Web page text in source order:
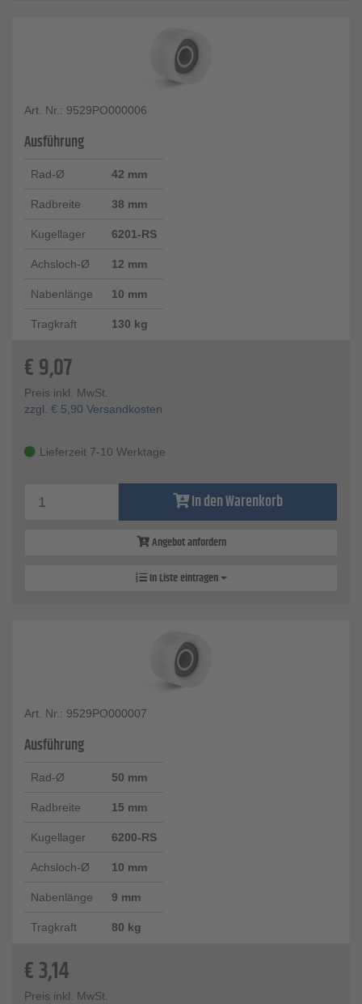
Art. Nr.: 9529PO000006
Ausführung
Rad-Ø 42 mm
Radbreite 38 mm
Kugellager 6201-RS
Achsloch-Ø 12 mm
Nabenlänge 10 mm
Tragkraft 130 kg
€9,07
Preis inkl. MwSt.
zzgl. € 5,90 Versandkosten
Lieferzeit 7-10 Werktage
In den Warenkorb
Angebot anfordern
In Liste eintragen
Art. Nr.: 9529PO000007
Ausführung
Rad-Ø 50 mm
Radbreite 15 mm
Kugellager 6200-RS
Achsloch-Ø 10 mm
Nabenlänge 9 mm
Tragkraft 80 kg
€3,14
Preis inkl. MwSt.